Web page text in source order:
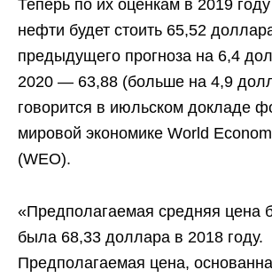
Теперь по их оценкам в 2019
нефти будет стоить 65,52
предыдущего прогноза на 6,4
2020 — 63,88 (больше на 4,9
говорится в июльском докладе
мировой экономике World
(WEO).
«Предполагаемая средняя цена
была 68,33 доллара в 2018 году.
Предполагаемая цена,